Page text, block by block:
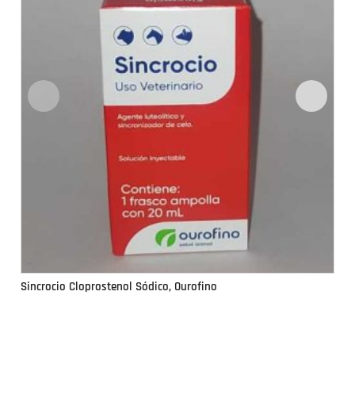
Sincrocio Cloprostenol Sódico, Ourofino